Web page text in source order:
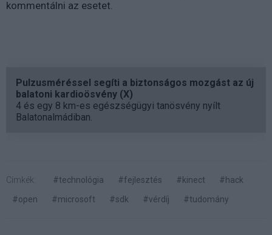
kommentálni az esetet.
Pulzusméréssel segíti a biztonságos mozgást az új
balatoni kardioösvény (X)
4 és egy 8 km-es egészségügyi tanösvény nyílt
Balatonalmádiban.
Címkék: #technológia #fejlesztés #kinect
#hack
#open
#microsoft #sdk #vérdíj #tudomány